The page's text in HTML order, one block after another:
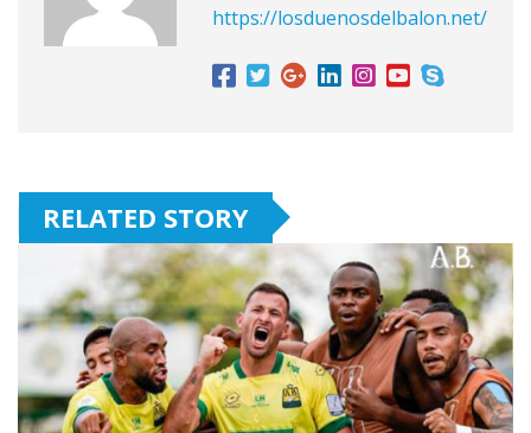
https://losduenosdelbalon.net/
RELATED STORY